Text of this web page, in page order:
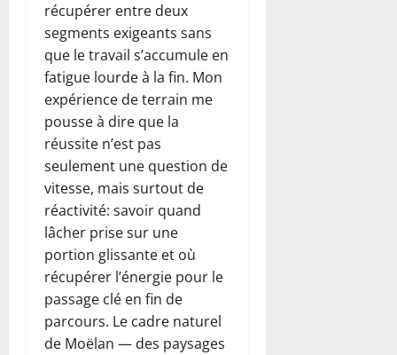
récupérer entre deux
segments exigeants sans
que le travail s’accumule en
fatigue lourde à la fin. Mon
expérience de terrain me
pousse à dire que la
réussite n’est pas
seulement une question de
vitesse, mais surtout de
réactivité: savoir quand
lâcher prise sur une
portion glissante et où
récupérer l’énergie pour le
passage clé en fin de
parcours. Le cadre naturel
de Moëlan — des paysages